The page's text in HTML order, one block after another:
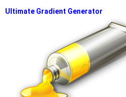
a
v
i
g
a
Ultimate Gradient Generator